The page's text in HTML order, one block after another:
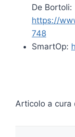
De Bortoli:
https://
748
SmartOp:
Articolo a cura